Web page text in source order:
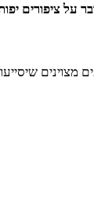
על ציפורים